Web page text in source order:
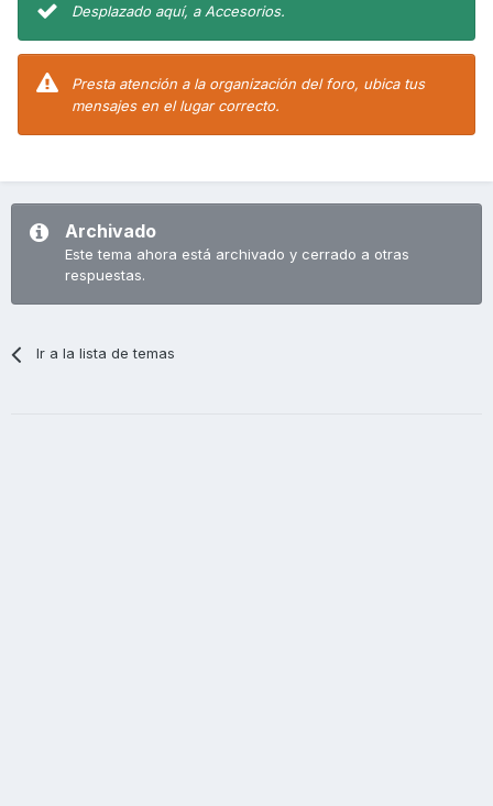
Desplazado aquí, a Accesorios.
Presta atención a la organización del foro, ubica tus
mensajes en el lugar correcto.
Archivado
Este tema ahora está archivado y cerrado a otras
respuestas.
Ir a la lista de temas